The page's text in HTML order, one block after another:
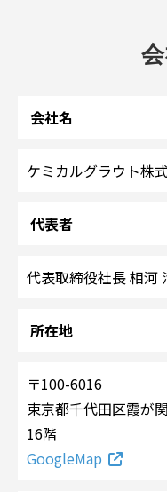
会社名
ケミカルグラウト株
代表者
代表取締役社長 相河
所在地
〒100-6016
東京都千代田区霞が
16階
GoogleMap